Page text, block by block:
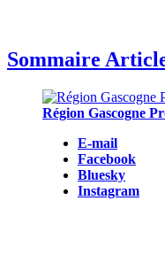
Sommaire
Région Gascogne
E-mail
Facebook
Bluesky
Instagram